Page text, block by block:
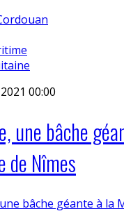
00:00
une bâche
de Nîmes